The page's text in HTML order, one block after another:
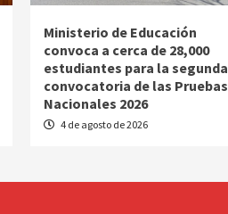
Ministerio de Educación
convoca a cerca de 28,000
estudiantes para la segunda
convocatoria de las Pruebas
Nacionales 2026
4 de agosto de 2026